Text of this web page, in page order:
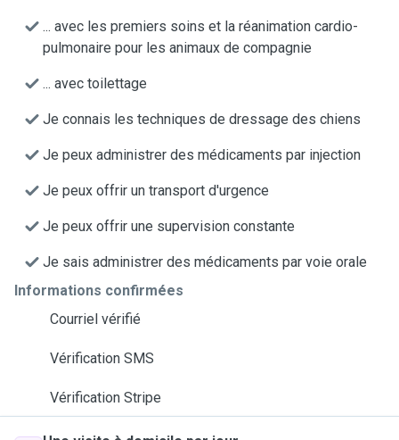
... avec les premiers soins et la réanimation cardio-
pulmonaire pour les animaux de compagnie
... avec toilettage
Je connais les techniques de dressage des chiens
Je peux administrer des médicaments par injection
Je peux offrir un transport d'urgence
Je peux offrir une supervision constante
Je sais administrer des médicaments par voie orale
Informations confirmées
Courriel vérifié
Vérification SMS
Vérification Stripe